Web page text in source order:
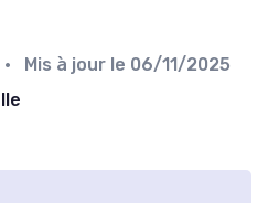
• Mis à jour le 06/11/2025